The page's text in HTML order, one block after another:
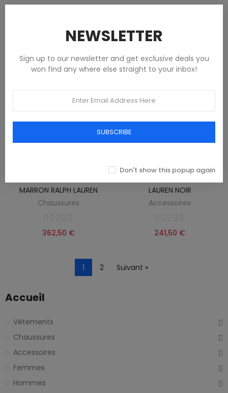
CHAUSSURES BOTTES FEMME
MARRON RALPH LAUREN
Chaussures
362,50 €
PORTEFEUILLE FEMME RALPH
LAUREN NOIR
Accessoires
241,50 €
1 2 Suivant »
Accueil
Vêtements
Chaussures
Accessoires
Femmes
Hommes
NEWSLETTER
Sign up to our newsletter and get exclusive deals you
won find any where else straight to your inbox!
SUBSCRIBE
Don't show this popup again